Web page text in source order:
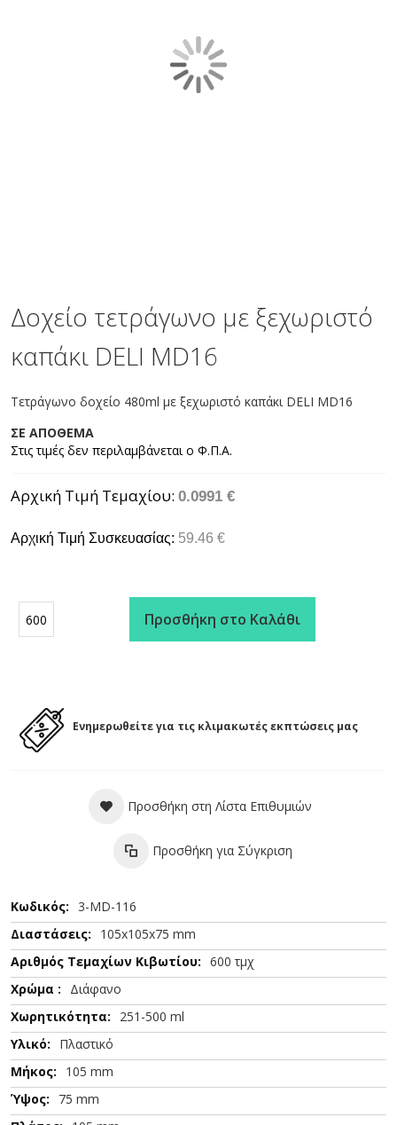
beginning
of
the
images
Δοχείο τετράγωνο με ξεχωριστό
καπάκι DELI MD16
Τετράγωνο δοχείο 480ml με ξεχωριστό καπάκι DELI MD16
ΣΕ ΑΠΟΘΕΜΑ
Αρχική Τιμή Τεμαχίου 0.0991 €
Αρχική Τιμή Συσκευασίας: 59.46 €
Προσθήκη στο Καλάθι
Ενημερωθείτε για τις κλιμακωτές εκπτώσεις μας
Προσθήκη στη Λίστα Επιθυμιών
Προσθήκη για Σύγκριση
Περισσότερες
Πληροφορίες
3-MD-116
105x105x75 mm
600 τμχ
Διάφανο
251-500 ml
Πλαστικό
105 mm
75 mm